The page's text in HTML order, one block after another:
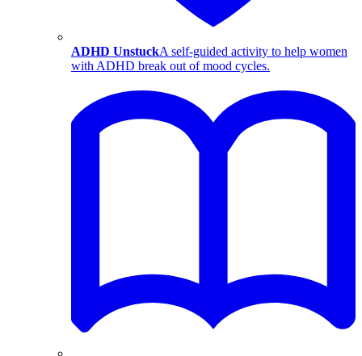
ADHD UnstuckA self-guided activity to help women
with ADHD break out of mood cycles.